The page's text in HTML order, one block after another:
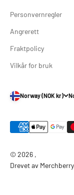
Personvernregler
Angrerett
Fraktpolicy
Vilkår for bruk
Norway (NOK kr)
© 2026 ,
Drevet av